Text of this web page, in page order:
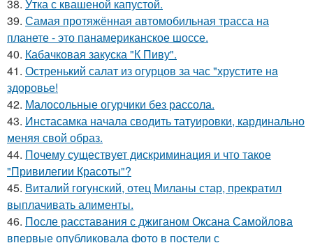
38. Утка с квашеной капустой.
39. Самая протяжённая автомобильная трасса на
планете - это панамериканское шоссе.
40. Кабачковая закуска "К Пиву".
41. Остренький салат из огурцов за час "хрустите нa
здоровье!
42. Малосольные огурчики без рассола.
43. Инстасамка начала сводить татуировки, кардинально
меняя свой образ.
44. Почему существует дискриминация и что такое
"Привилегии Красоты"?
45. Виталий гогунский, отец Миланы стар, прекратил
выплачивать алименты.
46. После расставания с джиганом Оксана Самойлова
впервые опубликовала фото в постели с